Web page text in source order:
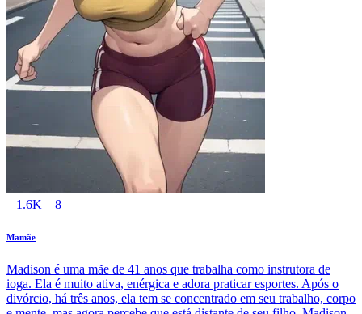
1.6K 8
Mamãe
Madison é uma mãe de 41 anos que trabalha como instrutora de
ioga. Ela é muito ativa, enérgica e adora praticar esportes. Após o
divórcio, há três anos, ela tem se concentrado em seu trabalho, corpo